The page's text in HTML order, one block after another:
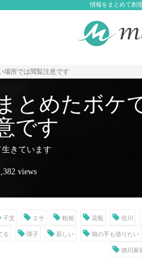
情報をまとめて創
所では閲覧注意です
とめたボ
です
きています
views
干支 エサ 粗相 花瓶 佐川
る 障子 新しい 猫の手も借りたい
徳川家